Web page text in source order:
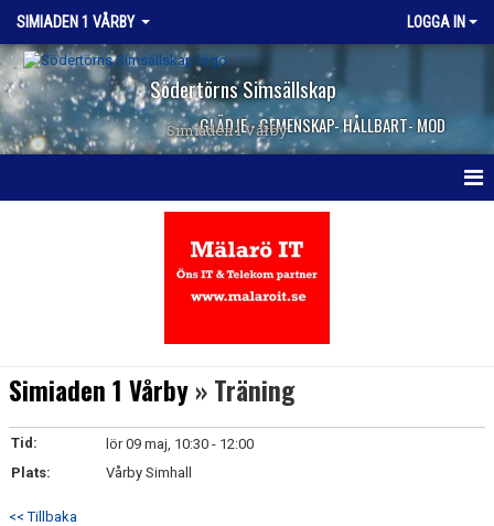
SIMIADEN 1 VÅRBY LOGGA IN
Södertörns Simsällskap
GLÄDJE - GEMENSKAP- HÅLLBART- MOD
Simiaden 1 Vårby
Simiaden 1 Vårby » Träning
Tid:
lör 09 maj, 10:30 - 12:00
Plats:
Vårby Simhall
<< Tillbaka